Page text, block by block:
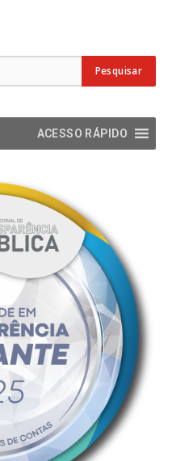
ACESSO RÁPIDO